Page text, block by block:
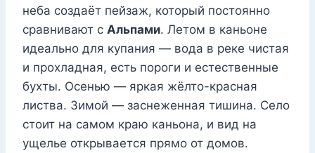
неба создаёт пейзаж, который постоянно
сравнивают с Альпами. Летом в каньоне
идеально для купания — вода в реке чистая
и прохладная, есть пороги и естественные
бухты. Осенью — яркая жёлто-красная
листва. Зимой — заснеженная тишина. Село
стоит на самом краю каньона, и вид на
ущелье открывается прямо от домов.